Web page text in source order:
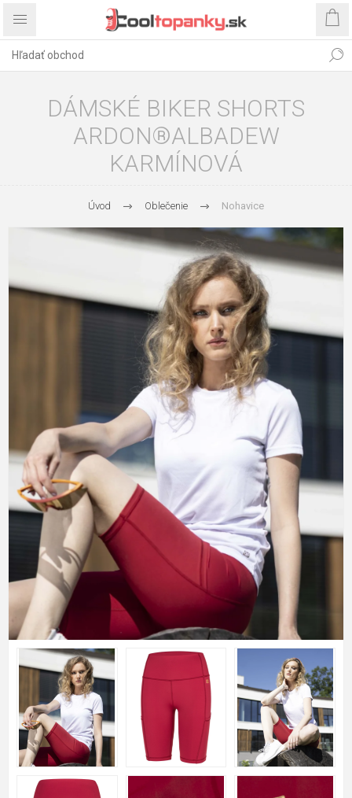
DÁMSKÉ BIKER SHORTS
ARDON®ALBADEW
KARMÍNOVÁ
Úvod Oblečenie Nohavice